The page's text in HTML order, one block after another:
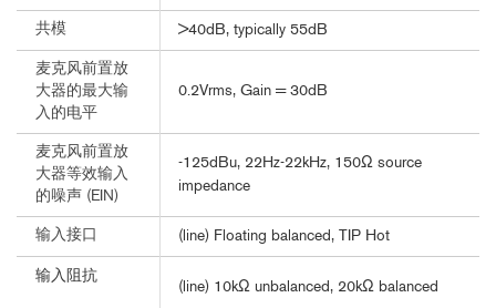
共模 >40dB, typically 55dB
麦克风前置放
大器的最大输
入的电平
0.2Vrms, Gain = 30dB
麦克风前置放
大器等效输入
的噪声 (EIN)
-125dBu, 22Hz-22kHz, 150Ω source
impedance
输入接口 (line) Floating balanced, TIP Hot
输入阻抗
(line) 10kΩ unbalanced, 20kΩ balanced